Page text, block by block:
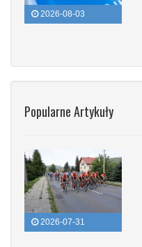
2026-08-03
Popularne Artykuły
2026-07-31